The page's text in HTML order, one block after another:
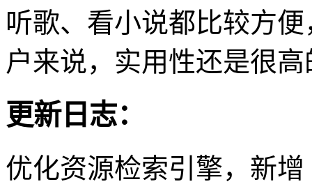
听歌、看小说都比较方
户来说，实用性还是很
更新日志：
优化资源检索引擎，新